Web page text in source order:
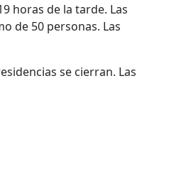
horas de la tarde. Las
de 50 personas. Las
se cierran. Las